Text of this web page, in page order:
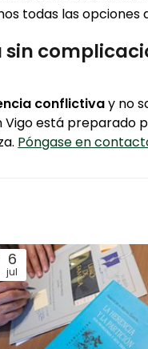
todas las
sin
conflictivay no
Vigo está preparado
Póngase en
6
jul